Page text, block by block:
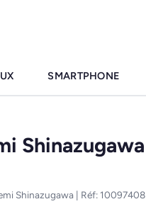
SMARTPHONE
Shinazugawa
Shinazugawa | Réf: 10097408